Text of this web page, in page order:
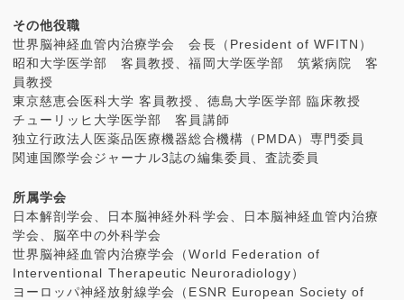
その他役職
世界脳神経血管内治療学会 会長（President of WFITN）
昭和大学医学部 客員教授、福岡大学医学部 筑紫病院 客
員教授
東京慈恵会医科大学 客員教授、徳島大学医学部 臨床教授
チューリッヒ大学医学部 客員講師
独立行政法人医薬品医療機器総合機構（PMDA）専門委員
関連国際学会ジャーナル3誌の編集委員、査読委員
所属学会
日本解剖学会、日本脳神経外科学会、日本脳神経血管内治療
学会、脳卒中の外科学会
世界脳神経血管内治療学会（World Federation of
Interventional Therapeutic Neuroradiology）
ヨーロッパ神経放射線学会（ESNR European Society of